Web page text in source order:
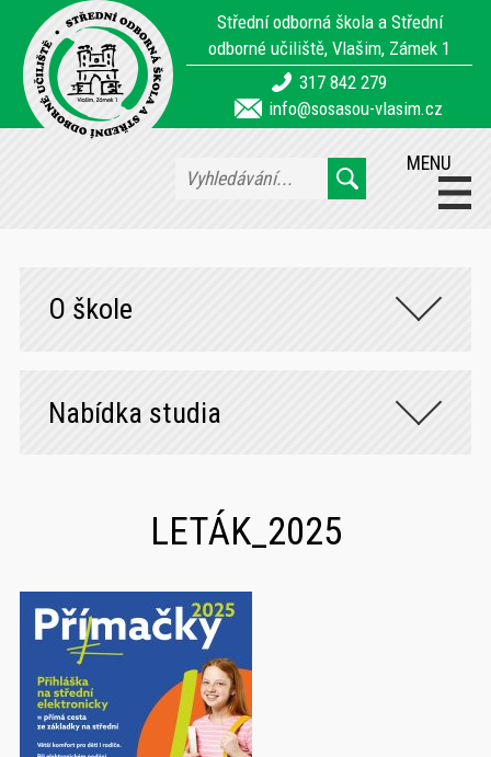
Střední odborná škola a Střední
odborné učiliště, Vlašim, Zámek 1
317 842 279
info@sosasou-vlasim.cz
MENU
O škole
Nabídka studia
LETÁK_2025